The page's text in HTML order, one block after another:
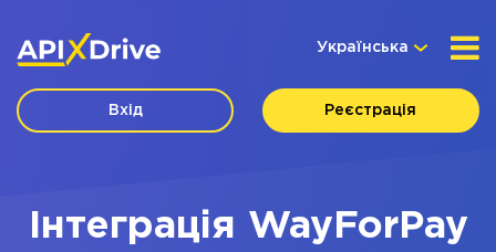
Українська
Вхід Реєстрація
Інтеграція WayForPay